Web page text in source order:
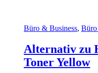
Büro & Business,
Alternativ zu
Toner Yellow